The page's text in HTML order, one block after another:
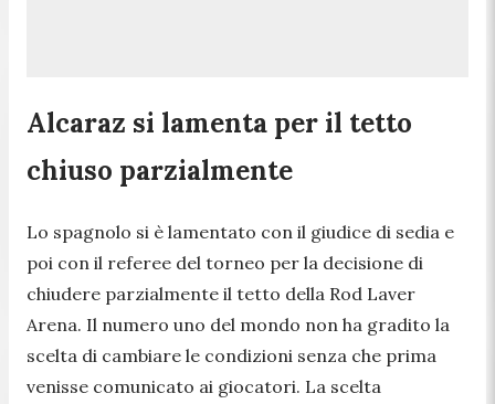
Alcaraz si lamenta per il tetto
chiuso parzialmente
Lo spagnolo si è lamentato con il giudice di sedia e
poi con il referee del torneo per la decisione di
chiudere parzialmente il tetto della Rod Laver
Arena. Il numero uno del mondo non ha gradito la
scelta di cambiare le condizioni senza che prima
venisse comunicato ai giocatori. La scelta